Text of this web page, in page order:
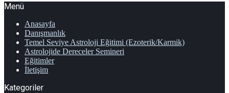
Menü
Anasayfa
Danışmanlık
Temel Seviye Astroloji Eğitimi (Ezoterik/Karmik)
Astrolojide Dereceler Semineri
Eğitimler
İletişim
Kategoriler